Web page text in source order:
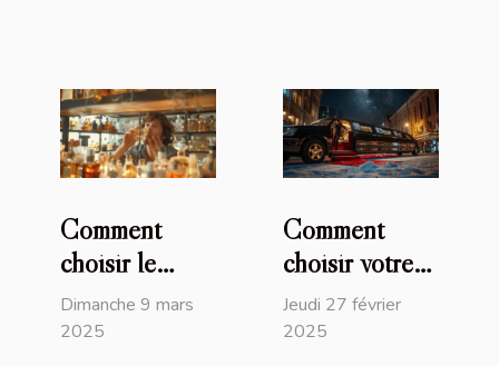
Comment
choisir le
parfum parfait
pour chaque
Dimanche 9 mars
2025
Comment
choisir votre
service de
location de
Jeudi 27 février
2025